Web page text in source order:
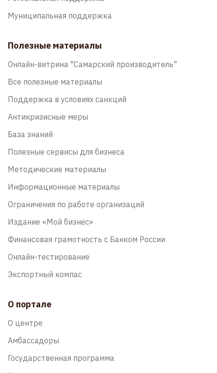
Муниципальная поддержка
Полезные материалы
Онлайн-витрина "Самарский производитель"
Все полезные материалы
Поддержка в условиях санкций
Антикризисные меры
База знаний
Полезные сервисы для бизнеса
Методические материалы
Информационные материалы
Ограничения по работе организаций
Издание «Мой бизнес»
Финансовая грамотность с Банком России
Онлайн-тестирование
Экспортный компас
О портале
О центре
Амбассадоры
Государственная программа